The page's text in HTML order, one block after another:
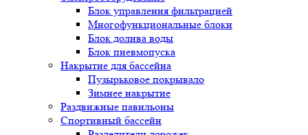
Блок управления фильтрацией
Многофункциональные блоки
Блок долива воды
Блок пневмопуска
Накрытие для бассейна
Пузырьковое покрывало
Зимнее накрытие
Раздвижные павильоны
Спортивный бассейн